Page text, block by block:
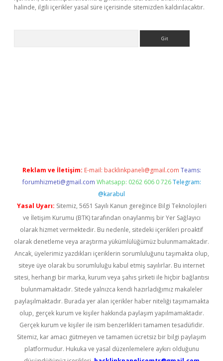
halinde, ilgili içerikler yasal süre içerisinde sitemizden kaldırılacaktır.
Reklam ve İletişim: E-mail: backlinkpaneli@gmail.com Teams:
forumhizmeti@gmail.com Whatsapp: 0262 606 0 726 Telegram:
@karabul
Yasal Uyarı: Sitemiz, 5651 Sayılı Kanun gereğince Bilgi Teknolojileri
ve İletişim Kurumu (BTK) tarafından onaylanmış bir Yer Sağlayıcı
olarak hizmet vermektedir. Bu nedenle, sitedeki içerikleri proaktif
olarak denetleme veya araştırma yükümlülüğümüz bulunmamaktadır.
Ancak, üyelerimiz yazdıkları içeriklerin sorumluluğunu taşımakta olup,
siteye üye olarak bu sorumluluğu kabul etmiş sayılırlar. Bu internet
sitesi, herhangi bir marka, kurum veya şahıs şirketi ile hiçbir bağlantısı
bulunmamaktadır. Sitede yalnızca kendi hazırladığımız makaleler
paylaşılmaktadır. Burada yer alan içerikler haber niteliği taşımamakta
olup, gerçek kurum ve kişiler hakkında paylaşım yapılmamaktadır.
Gerçek kurum ve kişiler ile isim benzerlikleri tamamen tesadüfidir.
Sitemiz, kar amacı gütmeyen ve tamamen ücretsiz bir bilgi paylaşım
platformudur. Hukuka ve yasal düzenlemelere aykırı olduğunu